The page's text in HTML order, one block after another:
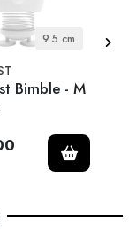
9.5 cm
Bimble - M